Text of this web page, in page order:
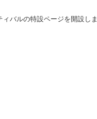
バルの特設ページを開設しま